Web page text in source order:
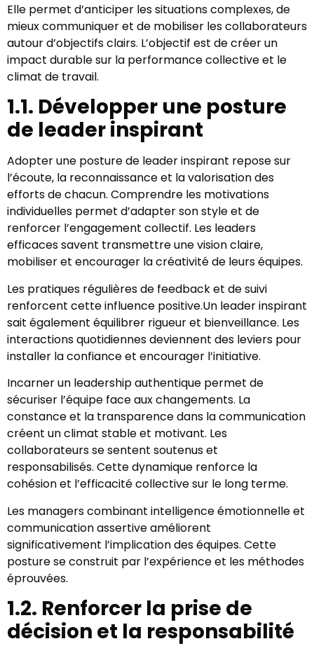
Elle permet d’anticiper les situations complexes, de
mieux communiquer et de mobiliser les collaborateurs
autour d’objectifs clairs. L’objectif est de créer un
impact durable sur la performance collective et le
climat de travail.
1.1. Développer une posture
de leader inspirant
Adopter une posture de leader inspirant repose sur
l’écoute, la reconnaissance et la valorisation des
efforts de chacun. Comprendre les motivations
individuelles permet d’adapter son style et de
renforcer l’engagement collectif. Les leaders
efficaces savent transmettre une vision claire,
mobiliser et encourager la créativité de leurs équipes.
Les pratiques régulières de feedback et de suivi
renforcent cette influence positive.Un leader inspirant
sait également équilibrer rigueur et bienveillance. Les
interactions quotidiennes deviennent des leviers pour
installer la confiance et encourager l’initiative.
Incarner un leadership authentique permet de
sécuriser l’équipe face aux changements. La
constance et la transparence dans la communication
créent un climat stable et motivant. Les
collaborateurs se sentent soutenus et
responsabilisés. Cette dynamique renforce la
cohésion et l’efficacité collective sur le long terme.
Les managers combinant intelligence émotionnelle et
communication assertive améliorent
significativement l’implication des équipes. Cette
posture se construit par l’expérience et les méthodes
éprouvées.
1.2. Renforcer la prise de
décision et la responsabilité